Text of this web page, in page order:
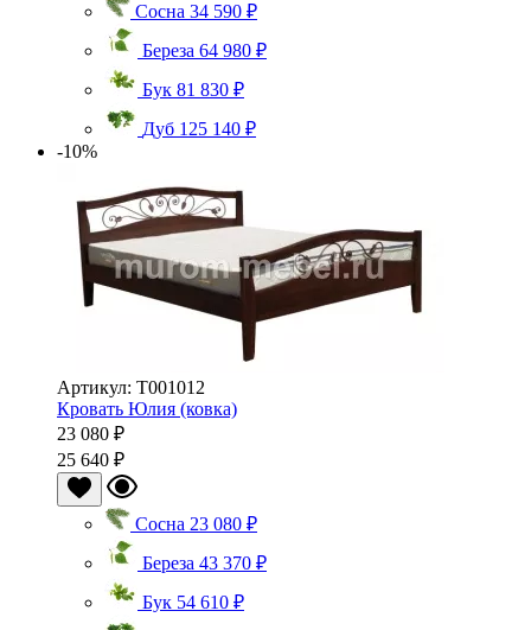
Сосна 34 590 ₽
Береза 64 980 ₽
Бук 81 830 ₽
Дуб 125 140 ₽
-10%
Артикул: Т001012
Кровать Юлия (ковка)
23 080 ₽
25 640 ₽
Сосна 23 080 ₽
Береза 43 370 ₽
Бук 54 610 ₽